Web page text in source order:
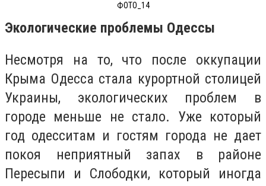
ФОТО_14
Экологические проблемы Одессы
Несмотря на то, что после оккупации
Крыма Одесса стала курортной столицей
Украины, экологических проблем в
городе меньше не стало. Уже который
год одесситам и гостям города не дает
покоя неприятный запах в районе
Пересыпи и Слободки, который иногда